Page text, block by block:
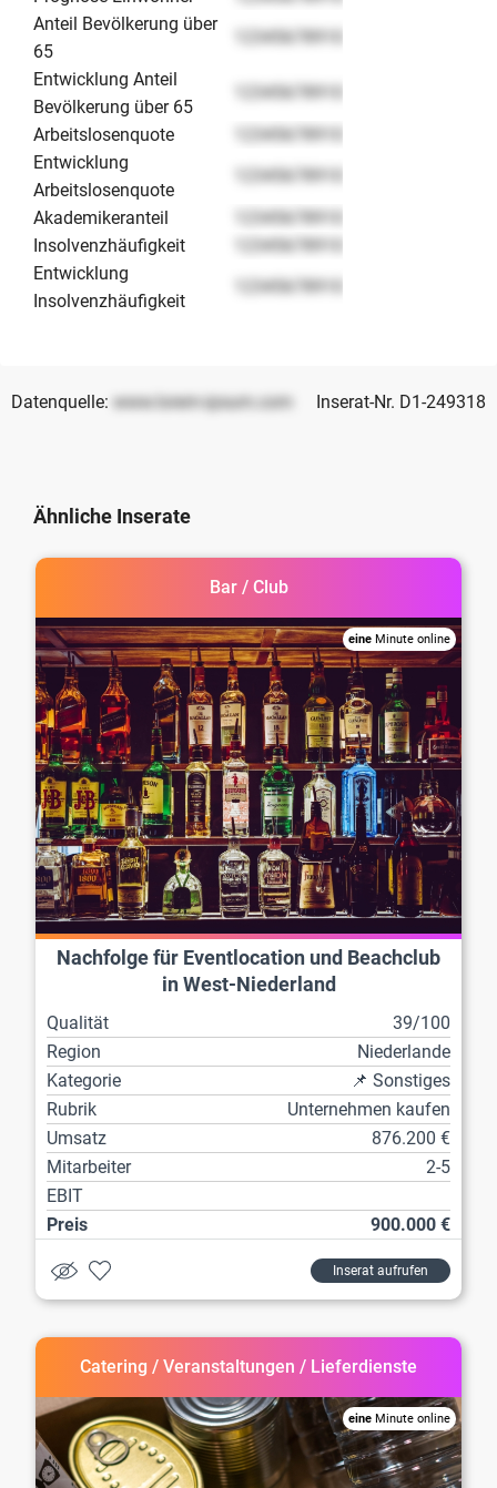
Anteil Bevölkerung über
65
12345678910
Entwicklung Anteil
Bevölkerung über 65
12345678910
Arbeitslosenquote
12345678910
Entwicklung
Arbeitslosenquote
12345678910
Akademikeranteil
12345678910
Insolvenzhäufigkeit
12345678910
Entwicklung
Insolvenzhäufigkeit
12345678910
Datenquelle: www.lorem-ipsum.com Inserat-Nr. D1-249318
Ähnliche Inserate
Bar / Club
eine Minute online
Nachfolge für Eventlocation und Beachclub
in West-Niederland
Qualität
39/100
Region
Niederlande
Kategorie
📌 Sonstiges
Rubrik
Unternehmen kaufen
Umsatz
876.200 €
Mitarbeiter
2-5
EBIT
Preis
900.000 €
Inserat aufrufen
Catering / Veranstaltungen / Lieferdienste
eine Minute online